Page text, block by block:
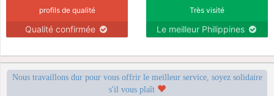
profils de qualité
Qualité confirmée
Très visité
Le meilleur Philippines
Nous travaillons dur pour vous offrir le meilleur service, soyez solidaire
s'il vous plaît